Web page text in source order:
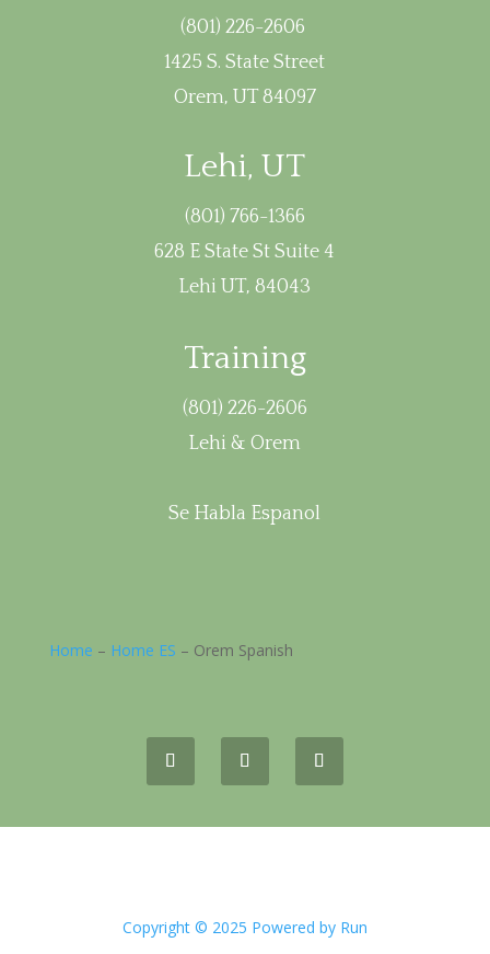
(801) 226-2606
1425 S. State Street
Orem, UT 84097
Lehi, UT
(801) 766-1366
628 E State St Suite 4
Lehi UT, 84043
Training
(801) 226-2606
Lehi & Orem
Se Habla Espanol
Home – Home ES – Orem Spanish
Copyright © 2025 Powered by Run